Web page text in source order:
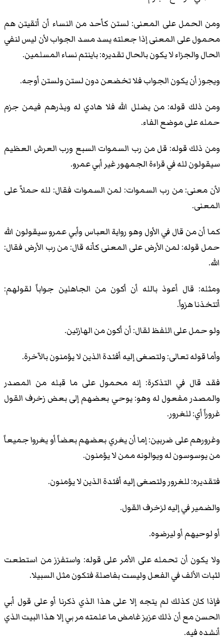
ومن الحمل على المعنى: لستن كأحد من النساء أن أتقيتن هم
محمول على المعنى إذا جعلته يسد مسد الجواب لأن ليس لنفي
الحال والجزاء لا يكون بالحال تقديره: باينتم نساء المسلمين.
ويجوز أن يكون الجواب فلا تخضعن دون لستن ولستن أوجه.
ومن ذلك قوله: من يضلل الله فلا هادي له ويذرهم فيمن جزم
حمله على موضع الفاء.
ومن ذلك قوله: قل من رب السموات السبع ورب العرش العظيم
سيقولون لله في قراءة الجمهور غير أبي عمرو.
لأن معنى: من رب السموات: لمن السموات فقال: لله حملاً على
المعنى.
كما أن من قال في الأول وهو رواية العباس وأبي عمرو سيقولون الله
حمل قوله: لمن الأرض على المعنى كأنه قال: من رب الأرض فقال:
الله.
ومثله: قال أعوذ بالله أن أكون من الجاهلين جواباً لقولهم:
أتتخذنا هزواً.
ولو حمل على اللفظ لقال: أن أكون من الهازئين.
وأما قوله تعالى: ولتصغى إليه أفئدة الذين لا يؤمنون بالآخرة.
فقد قال في التذكرة: إنه محمول على ما قبله من المصدر
والمصدر مفعول له وهو: يوحي بعضهم إلى بعض زخرف القول
غروراً أي: للغرور.
وغرورهم على ضربين: إما أن يغري بعضهم بعضاً أو يغروا جميعاً
من يوسوسون له ويوالونه ممن لا يؤمنون.
فتقديره: للغرور ولتصغى إليه أفئدة الذين لا يؤمنون.
والضمير في إليه لزخرف القول.
أو لوحيهم أو ليرضوه.
ولا يكون أن تحمله على الأمر على قوله: واستفزز من استطعت
لثبات الألف في الفعل وليست بفاصلة فتكون مثل السبيلا.
فإذا كان كذلك لم يتجه إلا على هذا الذي ذكرنا أو على قول أبي
الحسن مع أن ذلك عزيز غامض ما علمته مر بي إلا هذا البيت الذي
أنشده فيه.